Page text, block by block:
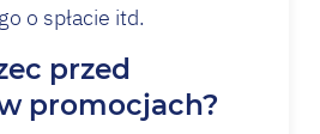
o spłacie itd.
przed
promocjach?